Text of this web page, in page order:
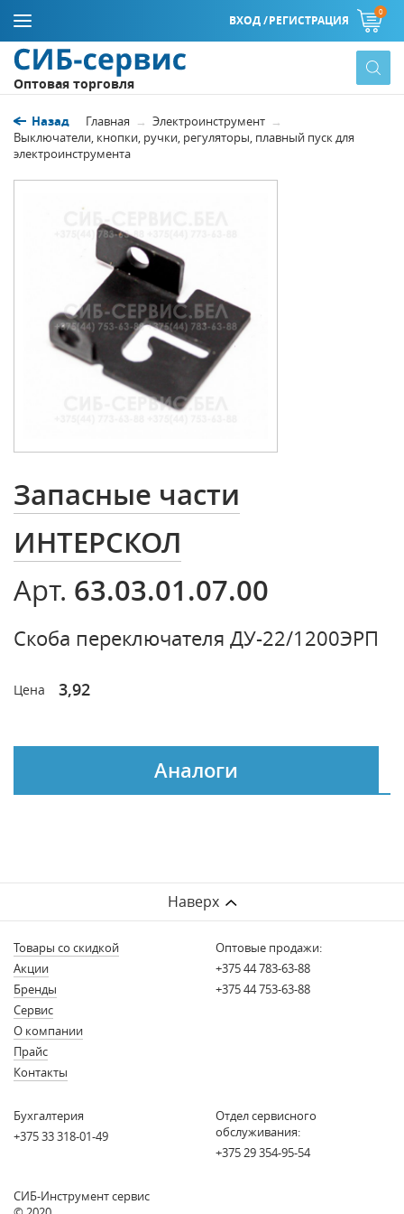
ВХОД /РЕГИСТРАЦИЯ
0
Оптовая торговля
Назад Главная
Электроинструмент
Выключатели, кнопки, ручки, регуляторы, плавный пуск для
электроинструмента
Запасные части
ИНТЕРСКОЛ
Арт. 63.03.01.07.00
Скоба переключателя ДУ-22/1200ЭРП
Цена 3,92
Аналоги
Наверх
Товары со скидкой
Акции
Бренды
Сервис
О компании
Прайс
Контакты
Оптовые продажи:
+375 44 783-63-88
+375 44 753-63-88
Бухгалтерия
+375 33 318-01-49
Отдел сервисного
обслуживания:
+375 29 354-95-54
СИБ-Инструмент сервис